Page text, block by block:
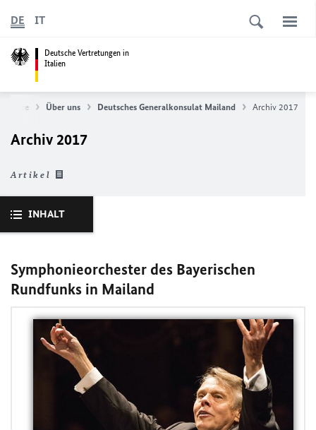
Deutsche Vertretungen in
Italien
DE IT
Über uns Deutsches Generalkonsulat Mailand Archiv 2017
Archiv 2017
Artikel
INHALT
Symphonieorchester des Bayerischen
Rundfunks in Mailand